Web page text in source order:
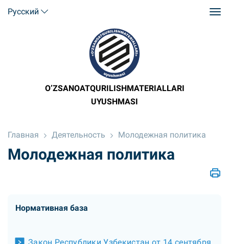
Русский
O’ZSANOATQURILISHMATERIALLARI
UYUSHMASI
Главная Деятельность Молодежная политика
Молодежная политика
Нормативная база